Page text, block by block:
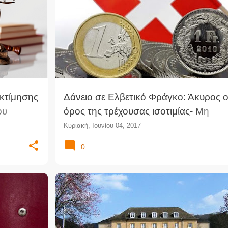
Δάνειο σε Ελβετικό Φράγκο: Άκυρος ο
όρος της τρέχουσας ισοτιμίας- Μη
εφαρμογή του άρ.291 ΑΚ
Κυριακή, Ιουνίου 04, 2017
ΔΙΚΑΣΤΙΚΉ ΑΠΌΦΑΣΗ ΕΛΒΕΤΙΚΌ ΦΡΆΓΚΟ
ΙΣΟΤΙΜΊΑ ΝΟΜΟΛΟΓΊΑ ΤΡΆΠΕΖΑ
ΤΡΑΠΕΖΙΚΌ ΔΊΚΑΙΟ
0
ΔΙΔΑΚΤΟΡΙΚΌ ΕΤΑΙΡΙΚΌ ΔΊΚΑΙΟ ΕΥΡΩΠΑΪΚΌ ΔΊΚΑΙΟ
ΝΟΜΙΚΈΣ ΣΠΟΥΔΈΣ ΤΡΑΠΕΖΙΚΌ ΔΊΚΑΙΟ
ΥΠΟΤΡΟΦΊΕΣ